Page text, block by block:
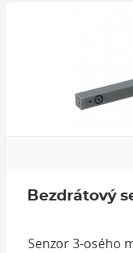
Bezdrátový
Senzor 3-osého